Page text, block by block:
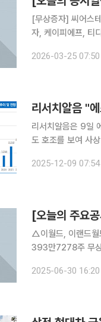
[무상증자] 씨어스테크놀로지 [감자] 케이이엠텍 [상호변경] 페니
자, 케이피에프, 티
디앤디, 키다리스튜
2026-03-25 07:50
리서치알음은 9일
도 호조를 보여 사상 최대
내외로 유통하는 대
2025-12-09 07:54
[오늘의 주요
△이월드, 이랜드월드서 320억 차입 △토마토시
393만7278주 무상증자 결정...1주당 0.5
원 증
2025-06-30 16:20